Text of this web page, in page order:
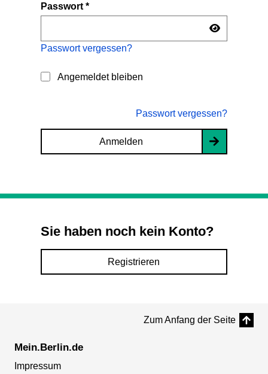
Passwort*
Passwort vergessen?
Angemeldet bleiben
Passwort vergessen?
Anmelden
Sie haben noch kein Konto?
Registrieren
Zum Anfang der Seite
Mein.Berlin.de
Impressum